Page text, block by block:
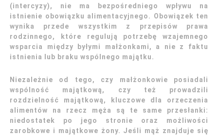
(intercyzy), nie ma bezpośredniego wpływu na
istnienie obowiązku alimentacyjnego. Obowiązek ten
wynika przede wszystkim z przepisów prawa
rodzinnego, które regulują potrzebę wzajemnego
wsparcia między byłymi małżonkami, a nie z faktu
istnienia lub braku wspólnego majątku.
Niezależnie od tego, czy małżonkowie posiadali
wspólność majątkową, czy też prowadzili
rozdzielność majątkową, kluczowe dla orzeczenia
alimentów na rzecz męża są te same przesłanki:
niedostatek po jego stronie oraz możliwości
zarobkowe i majątkowe żony. Jeśli mąż znajduje się